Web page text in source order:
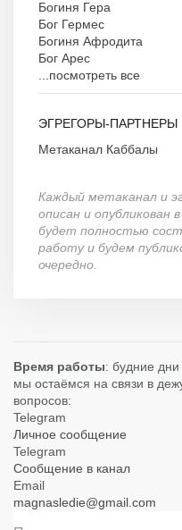
Богиня Гера
Бог Гермес
Богиня Афродита
Бог Арес
...посмотреть все
ЭГРЕГОРЫ-ПАРТНЕРЫ
Метаканал Каббалы
Каждый метаканал и
описан и опубликован
будет полностью
работу и будем
очередно.
Время работы: будние
мы остаёмся на связи в
вопросов:
Telegram
Личное сообщение
Telegram
Сообщение в канал
Email
magnasledie@gmail.com